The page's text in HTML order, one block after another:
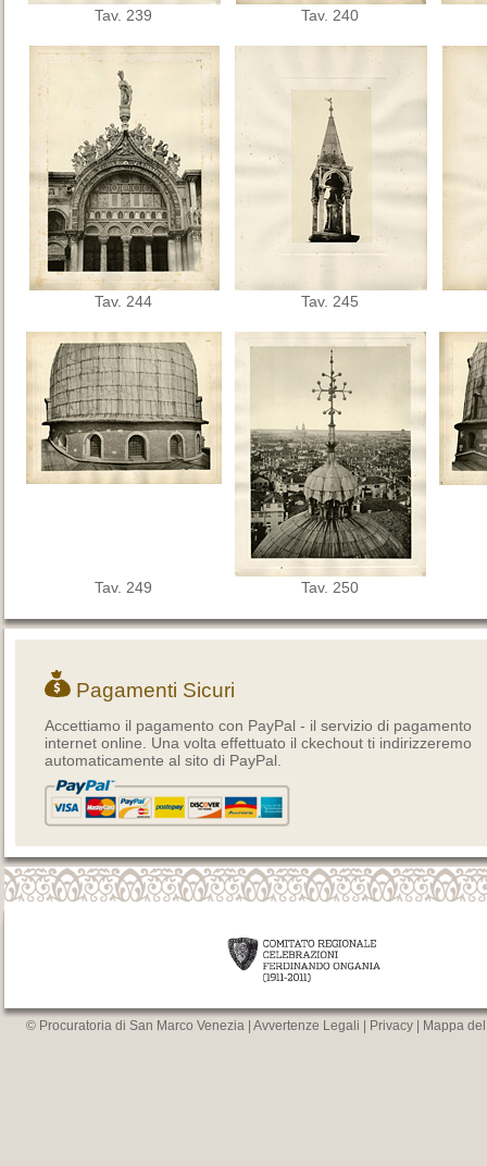
Tav. 239 Tav. 240
Tav. 244 Tav. 245
Tav. 249 Tav. 250
Pagamenti Sicuri
Accettiamo il pagamento con PayPal - il servizio di pagamento
internet online. Una volta effettuato il ckechout ti indirizzeremo
automaticamente al sito di PayPal.
© Procuratoria di San Marco Venezia | Avvertenze Legali Privacy Mappa